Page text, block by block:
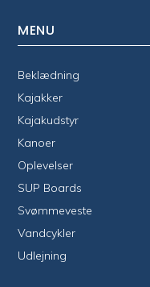
MENU
Beklædning
Kajakker
Kajakudstyr
Kanoer
Oplevelser
SUP Boards
Svømmeveste
Vandcykler
Udlejning